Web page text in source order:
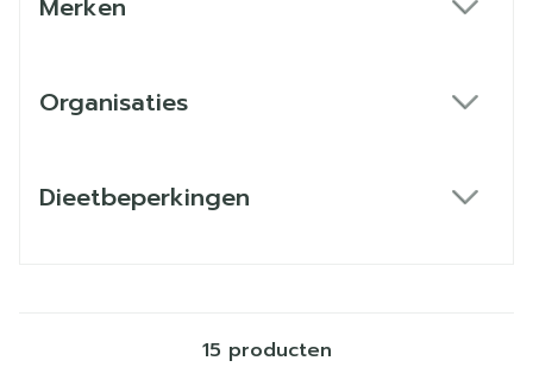
Merken
Organisaties
Dieetbeperkingen
15 producten